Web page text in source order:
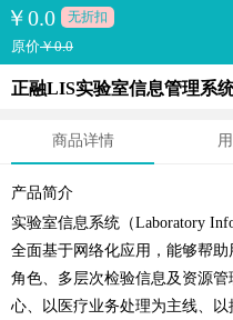
￥0.0 无折扣
原价￥0.0
正融LIS实验室信息管理系
商品详情
产品简介
实验室信息系统（Laboratory
全面基于网络化应用，能够帮
角色、多层次检验信息及资源
心、以医疗业务处理为主线、